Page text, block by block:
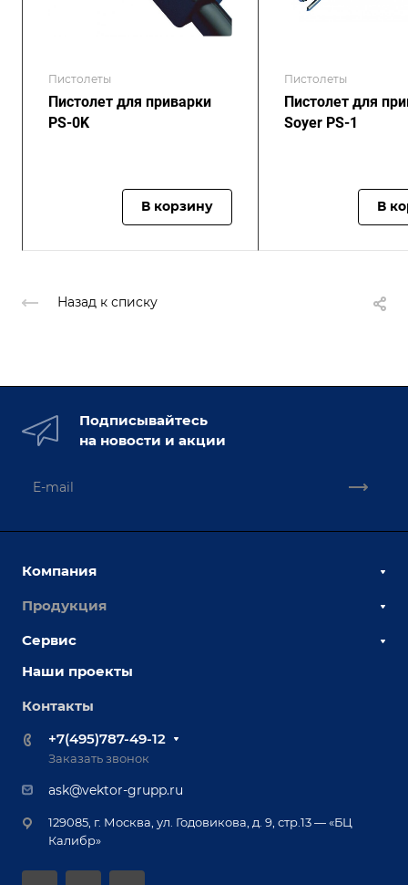
Пистолеты
Пистолет для приварки
PS-0K
В корзину
Пистолеты
Пистолет для
Soyer PS-1
В
Назад к списку
Подписывайтесь
на новости и акции
Компания
О компании
Выставки и мероприятия
Вопрос ответ
Реквизиты
Документы
Продукция
Сборочно-сварочные столы
Оснастка для сварочных столов
Оборудование для приварки крепежа
Приварной крепеж
Специализированные решения для сварки
Позиционеры и вращатели
Сервис
Сервисное обслуживание
Обучение
Лизинг
Гарантия
автоматизации
Наши проекты
Контакты
+7(495)787-49-12
Заказать звонок
ask@vektor-grupp.ru
129085, г. Москва, ул. Годовикова, д. 9, стр.13 — «БЦ
Калибр»